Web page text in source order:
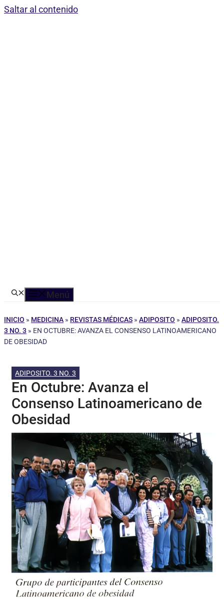
Saltar al contenido
Menú
INICIO » MEDICINA » REVISTAS MÉDICAS » ADIPOSITO » ADIPOSITO.
3 NO. 3 » EN OCTUBRE: AVANZA EL CONSENSO LATINOAMERICANO
DE OBESIDAD
ADIPOSITO. 3 NO. 3
En Octubre: Avanza el
Consenso Latinoamericano de
Obesidad